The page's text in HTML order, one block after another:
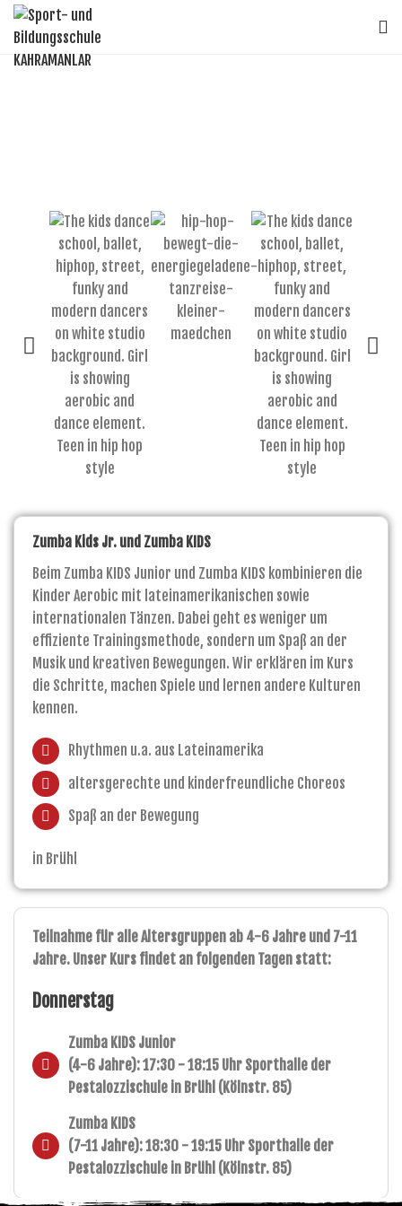
Zumba Kids Jr. und Zumba KIDS
Beim Zumba KIDS Junior und Zumba KIDS kombinieren die
Kinder Aerobic mit lateinamerikanischen sowie
internationalen Tänzen. Dabei geht es weniger um
effiziente Trainingsmethode, sondern um Spaß an der
Musik und kreativen Bewegungen. Wir erklären im Kurs
die Schritte, machen Spiele und lernen andere Kulturen
kennen.
Rhythmen u.a. aus Lateinamerika
altersgerechte und kinderfreundliche Choreos
Spaß an der Bewegung
in Brühl
Teilnahme für alle Altersgruppen ab 4-6 Jahre und 7-11
Jahre. Unser Kurs findet an folgenden Tagen statt:
Donnerstag
Zumba KIDS Junior
(4-6 Jahre): 17:30 - 18:15 Uhr Sporthalle der
Pestalozzischule in Brühl (Kölnstr. 85)
Zumba KIDS
(7-11 Jahre): 18:30 - 19:15 Uhr Sporthalle der
Pestalozzischule in Brühl (Kölnstr. 85)